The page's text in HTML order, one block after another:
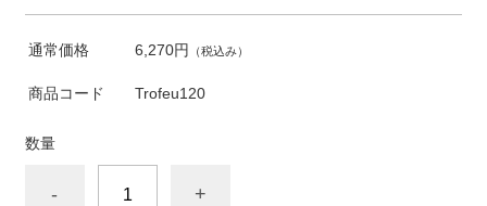
通常価格 6,270円 （税込み）
商品コード Trofeu120
数量
- +